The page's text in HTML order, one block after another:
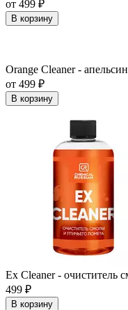
от 499 ₽
В корзину
Orange Cleaner -
от 499 ₽
В корзину
Ex Cleaner - очиститель
499 ₽
В корзину